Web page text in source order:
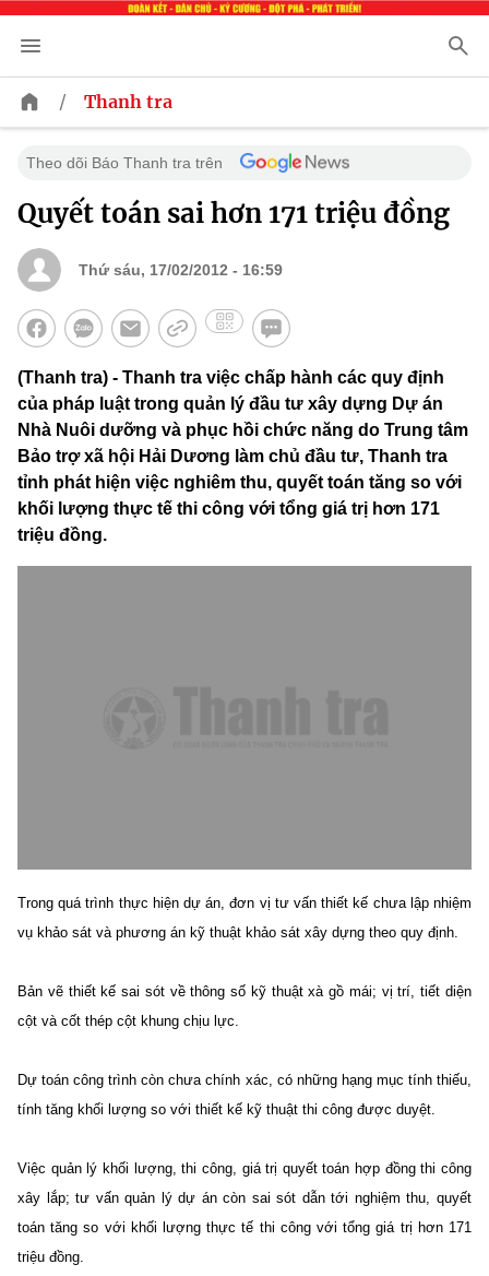
/ Thanh tra
Theo dõi Báo Thanh tra trên
Quyết toán sai hơn 171 triệu đồng
Thứ sáu, 17/02/2012 - 16:59
(Thanh tra) - Thanh tra việc chấp hành các quy định
của pháp luật trong quản lý đầu tư xây dựng Dự án
Nhà Nuôi dưỡng và phục hồi chức năng do Trung tâm
Bảo trợ xã hội Hải Dương làm chủ đầu tư, Thanh tra
tỉnh phát hiện việc nghiêm thu, quyết toán tăng so với
khối lượng thực tế thi công với tổng giá trị hơn 171
triệu đồng.
Trong quá trình thực hiện dự án, đơn vị tư vấn thiết kế chưa lập nhiệm
vụ khảo sát và phương án kỹ thuật khảo sát xây dựng theo quy định.
Bản vẽ thiết kế sai sót về thông số kỹ thuật xà gồ mái; vị trí, tiết diện
cột và cốt thép cột khung chịu lực.
Dự toán công trình còn chưa chính xác, có những hạng mục tính thiếu,
tính tăng khối lượng so với thiết kế kỹ thuật thi công được duyệt.
Việc quản lý khối lượng, thi công, giá trị quyết toán hợp đồng thi công
xây lắp; tư vấn quản lý dự án còn sai sót dẫn tới nghiệm thu, quyết
toán tăng so với khối lượng thực tế thi công với tổng giá trị hơn 171
triệu đồng.